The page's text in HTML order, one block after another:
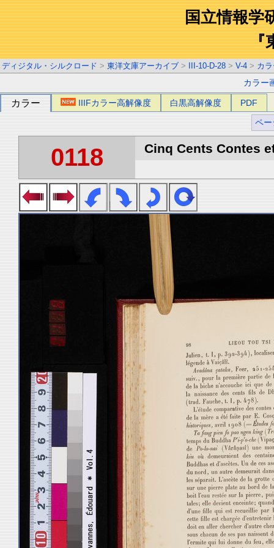
国立情報学
『
ディジタル・シルクロード > 東洋文庫アーカイブ > III-10-D-28 > V-4 > カ
カラー
カラー IIIFカラー高解像度 白黒高解像度 PDF
ペー
0118 Cinq Cents Contes